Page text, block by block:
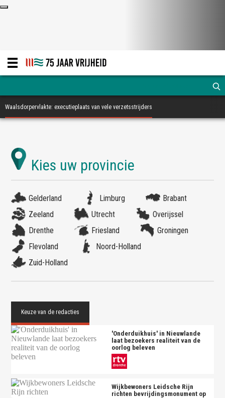
Waalsdorpervlakte: executieplaats van vele verzetsstrijders
Gelderland Limburg
Brabant
Zeeland
Utrecht
Overijssel
Drenthe
Friesland
Groningen
Flevoland
Noord-Holland
Zuid-Holland
'Onderduikhuis' in Nieuwlande
laat bezoekers realiteit van de
oorlog beleven
Wijkbewoners Leidsche Rijn
richten bevrijdingsmonument op